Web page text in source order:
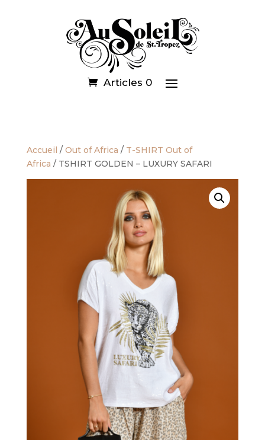
Articles 0
Accueil / Out of Africa / T-SHIRT Out of
Africa / TSHIRT GOLDEN – LUXURY SAFARI